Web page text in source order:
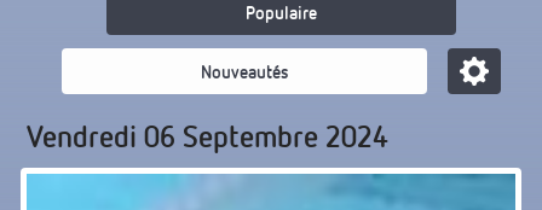
Populaire
Nouveautés
Vendredi 06 Septembre 2024